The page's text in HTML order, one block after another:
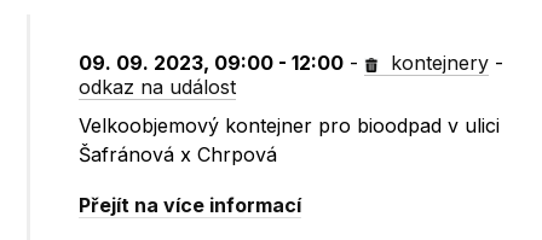
09. 09. 2023, 09:00 - 12:00 - kontejnery -
odkaz na událost
Velkoobjemový kontejner pro bioodpad v ulici
Šafránová x Chrpová
Přejít na více informací